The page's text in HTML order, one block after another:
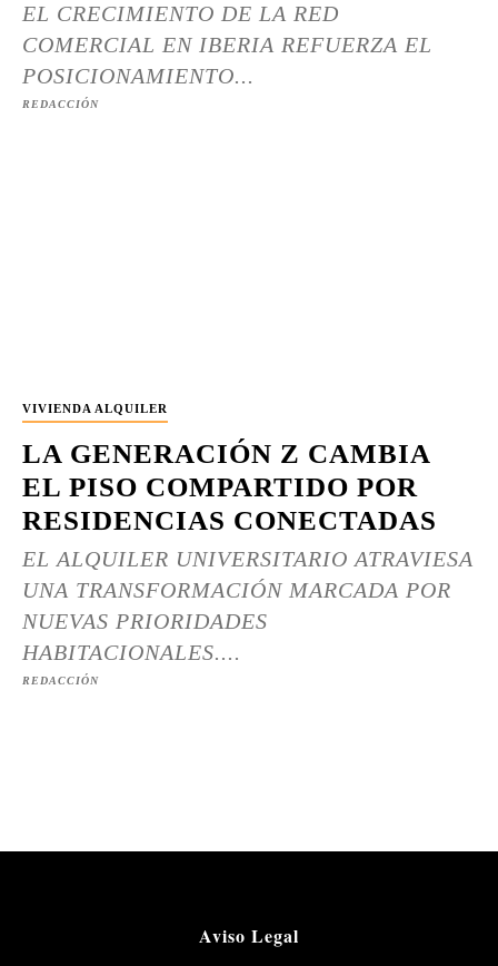
EL CRECIMIENTO DE LA RED
COMERCIAL EN IBERIA REFUERZA EL
POSICIONAMIENTO...
REDACCIÓN
VIVIENDA ALQUILER
LA GENERACIÓN Z CAMBIA
EL PISO COMPARTIDO POR
RESIDENCIAS CONECTADAS
EL ALQUILER UNIVERSITARIO ATRAVIESA
UNA TRANSFORMACIÓN MARCADA POR
NUEVAS PRIORIDADES
HABITACIONALES....
REDACCIÓN
Aviso Legal